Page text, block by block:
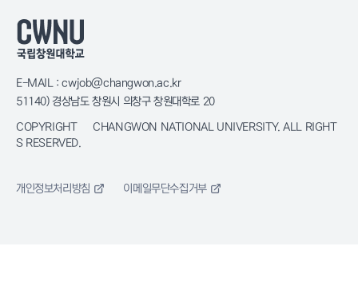
E-MAIL : cwjob@changwon.ac.kr
51140) 경상남도 창원시 의창구 창원대학로 20
COPYRIGHT © CHANGWON NATIONAL UNIVERSITY. ALL RIGHT
S RESERVED.
개인정보처리방침 이메일무단수집거부